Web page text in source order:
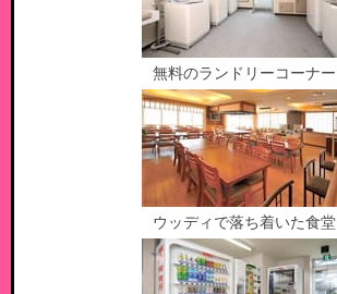
無料のランドリーコーナー
ウッディで落ち着いた食堂